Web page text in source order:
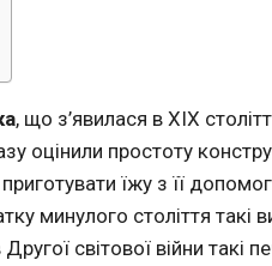
, що з’явилася в XIX
оцінили простоту
їжу з її
минулого століття такі
світової війни такі